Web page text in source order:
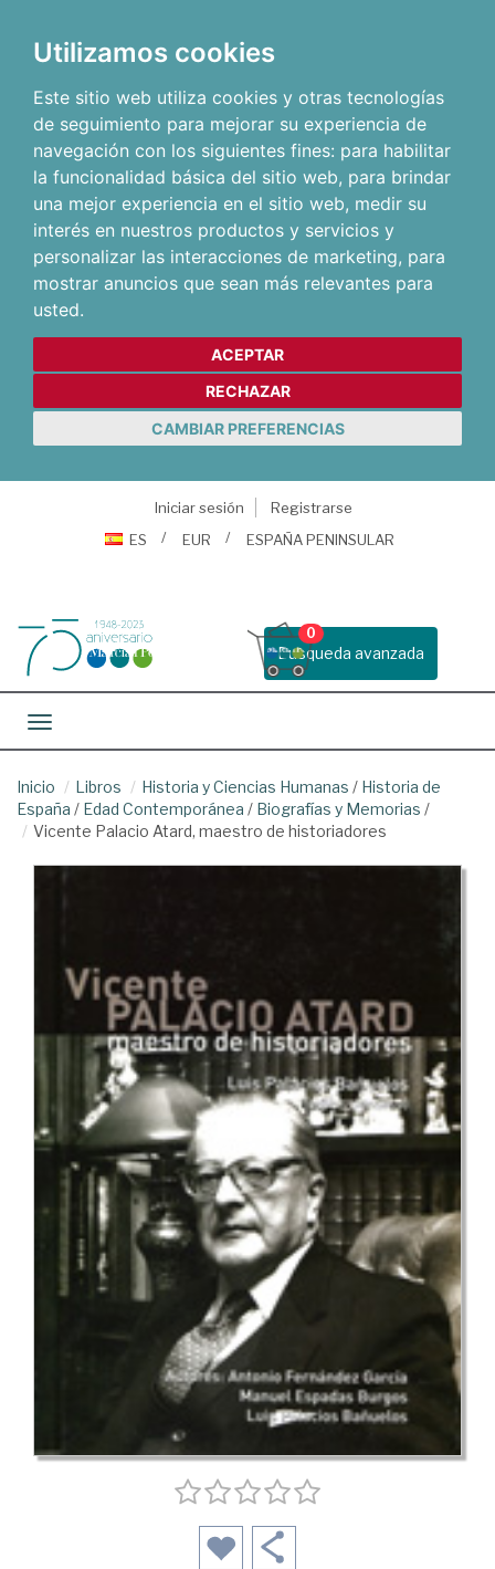
Utilizamos cookies
Este sitio web utiliza cookies y otras tecnologías
de seguimiento para mejorar su experiencia de
navegación con los siguientes fines: para habilitar
la funcionalidad básica del sitio web, para brindar
una mejor experiencia en el sitio web, medir su
interés en nuestros productos y servicios y
personalizar las interacciones de marketing, para
mostrar anuncios que sean más relevantes para
usted.
ACEPTAR
RECHAZAR
CAMBIAR PREFERENCIAS
Iniciar sesión
Registrarse
ES
EUR ESPAÑA PENINSULAR
Busqueda avanzada
0
Toggle navigation
Inicio Libros Historia y Ciencias Humanas / Historia de
España / Edad Contemporánea / Biografías y Memorias /
Vicente Palacio Atard, maestro de historiadores